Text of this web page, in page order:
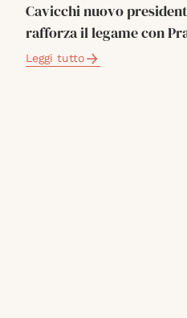
Cavicchi nuovo
rafforza il legame con
Leggi tutto